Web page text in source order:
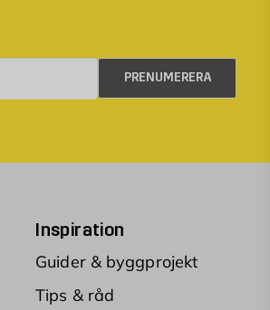
PRENUMERERA
Inspiration
Guider & byggprojekt
Tips & råd